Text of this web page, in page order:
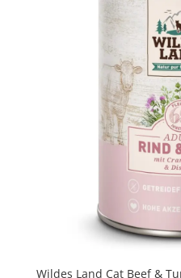
Wildes Land Cat Beef &